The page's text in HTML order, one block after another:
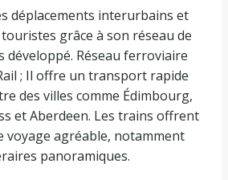
déplacements interurbains et
grâce à son réseau de
Réseau ferroviaire
; Il offre un transport rapide
des villes comme Édimbourg,
et Aberdeen. Les trains offrent
voyage agréable, notamment
panoramiques.